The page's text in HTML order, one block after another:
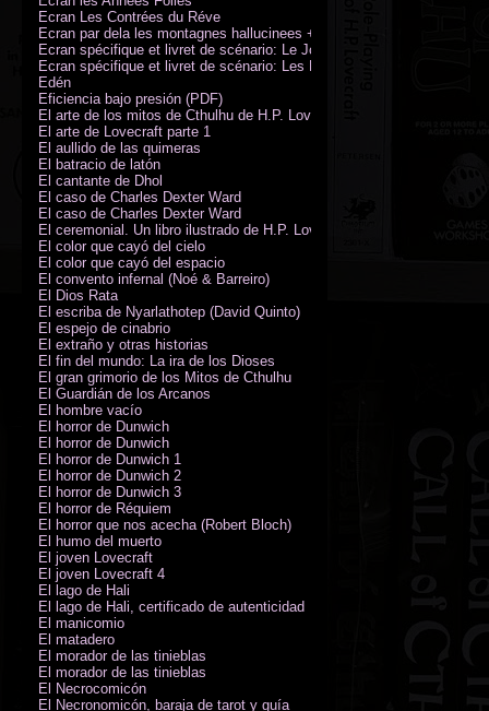
Ecran Les Contrées du Réve
Ecran par dela les montagnes hallucinees + kit d'expedition
Ecran spécifique et livret de scénario: Le Jour de la Bête
Ecran spécifique et livret de scénario: Les Masques de Nyarlathotep
Edén
Eficiencia bajo presión (PDF)
El arte de los mitos de Cthulhu de H.P. Lovecraft
El arte de Lovecraft parte 1
El aullido de las quimeras
El batracio de latón
El cantante de Dhol
El caso de Charles Dexter Ward
El caso de Charles Dexter Ward
El ceremonial. Un libro ilustrado de H.P. Lovecraft
El color que cayó del cielo
El color que cayó del espacio
El convento infernal (Noé & Barreiro)
El Dios Rata
El escriba de Nyarlathotep (David Quinto)
El espejo de cinabrio
El extraño y otras historias
El fin del mundo: La ira de los Dioses
El gran grimorio de los Mitos de Cthulhu
El Guardián de los Arcanos
El hombre vacío
El horror de Dunwich
El horror de Dunwich
El horror de Dunwich 1
El horror de Dunwich 2
El horror de Dunwich 3
El horror de Réquiem
El horror que nos acecha (Robert Bloch)
El humo del muerto
El joven Lovecraft
El joven Lovecraft 4
El lago de Hali
El lago de Hali, certificado de autenticidad
El manicomio
El matadero
El morador de las tinieblas
El morador de las tinieblas
El Necrocomicón
El Necronomicón, baraja de tarot y guía